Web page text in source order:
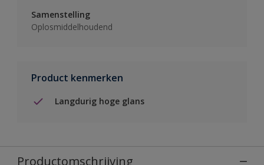
Samenstelling
Oplosmiddelhoudend
Product kenmerken
Langdurig hoge glans
Productomschrijving